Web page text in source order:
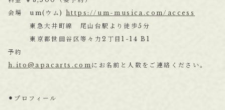
会場 um(ウム) https://um-musica.com/access
東急大井町線 尾山台駅より徒歩5分
東京都世田谷区等々力2丁目1-14 B1
予約
h.ito@apacarts.com にお名前と人数をご連絡ください。
⚫︎プロフィール